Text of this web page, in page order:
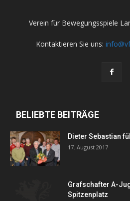
Verein für Bewegungsspiele
Kontaktieren Sie uns:
BELIEBTE BEITRÄGE
Dieter Sebastian
17. August 2017
Grafschafter A-
Spitzenplatz